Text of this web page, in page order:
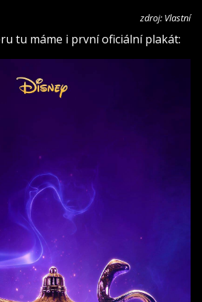
zdroj: Vlastní
tu máme i první oficiální plakát: